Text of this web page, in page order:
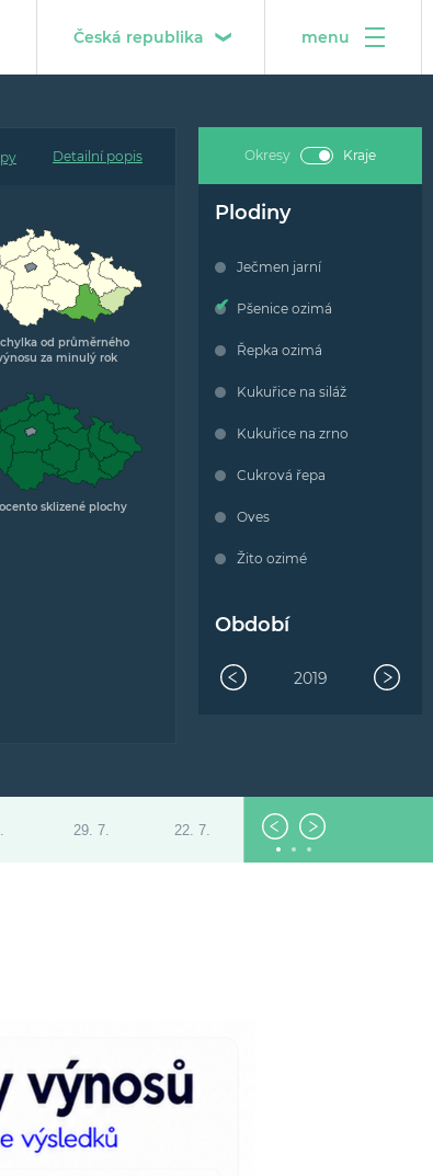
menu
Popis interaktivních map
Popis grafů předpovědí výnosů
Tým projektu
Česká republika
Střední Evropa
Detailní popis
od průměrného
za minulý rok
sklizené plochy
Okresy Kraje
Plodiny
Ječmen jarní
Pšenice ozimá
Řepka ozimá
Kukuřice na siláž
Kukuřice na zrno
Cukrová řepa
Oves
Žito ozimé
Období
2019
29. 7. 22. 7.